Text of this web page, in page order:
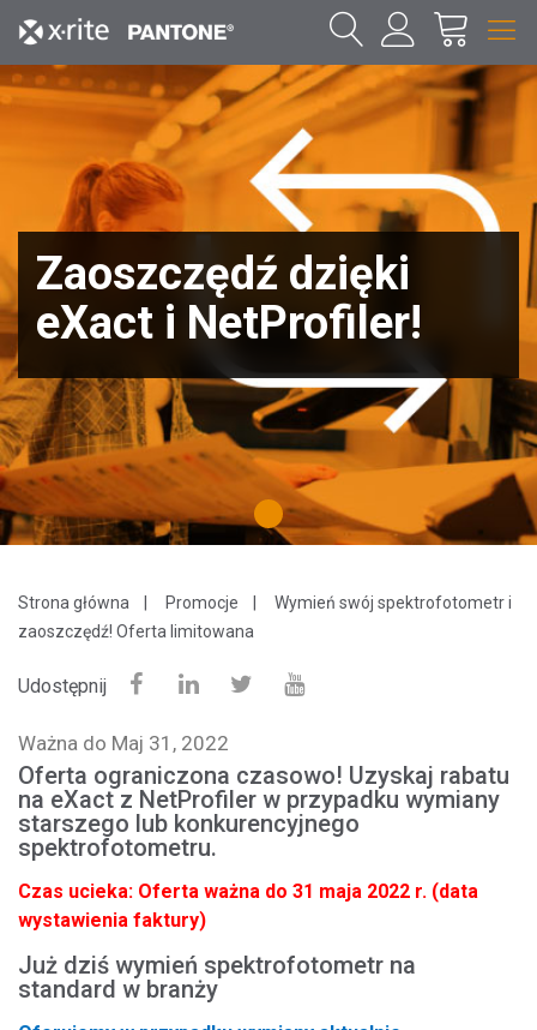
Zaoszczędź dzięki
eXact i NetProfiler!
1
Strona główna Promocje
Wymień swój spektrofotometr i
zaoszczędź! Oferta limitowana
Udostępnij
Ważna do Maj 31, 2022
Oferta ograniczona czasowo! Uzyskaj rabatu
na eXact z NetProfiler w przypadku wymiany
starszego lub konkurencyjnego
spektrofotometru.
Czas ucieka: Oferta ważna do 31 maja 2022 r. (data
wystawienia faktury)
Już dziś wymień spektrofotometr na
standard w branży